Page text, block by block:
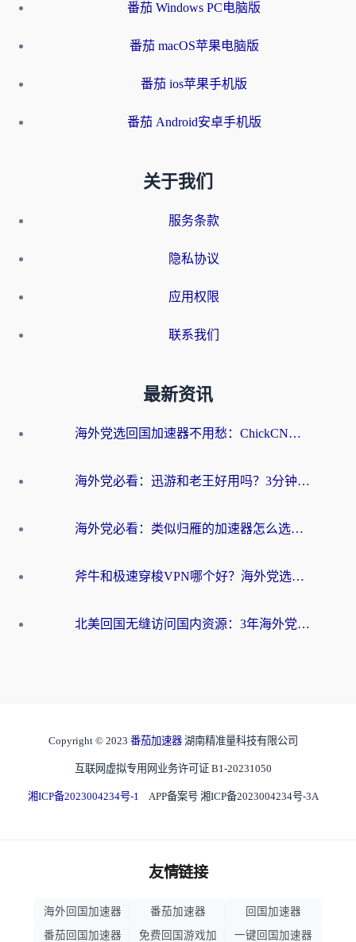
番茄 Windows PC电脑版
番茄 macOS苹果电脑版
番茄 ios苹果手机版
番茄 Android安卓手机版
关于我们
服务条款
隐私协议
应用权限
联系我们
最新资讯
海外党选回国加速器不用愁：ChickCN和洞见哪个好？一篇搞定所有疑问
海外党必看：迅游和老王好用吗？3分钟选对加速国内网络的加速器
海外党必看：类似归雁的加速器怎么选？一篇搞定无缝访问国内资源
斧牛和极速穿梭VPN哪个好？海外党选回国加速器必看的真实对比与避坑指南
北美回国无缝访问国内资源：3年海外党亲测的加速器选择指南
Copyright © 2023 番茄加速器 湖南精准量科技有限公司
互联网虚拟专用网业务许可证 B1-20231050
湘ICP备2023004234号-1 APP备案号 湘ICP备2023004234号-3A
友情链接
海外回国加速器 番茄加速器
回国加速器
番茄回国加速器
免费回国游戏加 一键回国加速器